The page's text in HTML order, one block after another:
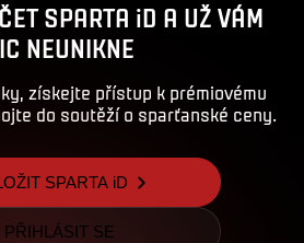
SPARTA iD A UŽ VÁM
NEUNIKNE
získejte přístup k prémiovému
do soutěží o sparťanské ceny.
SPARTA iD
PŘIHLÁSIT SE